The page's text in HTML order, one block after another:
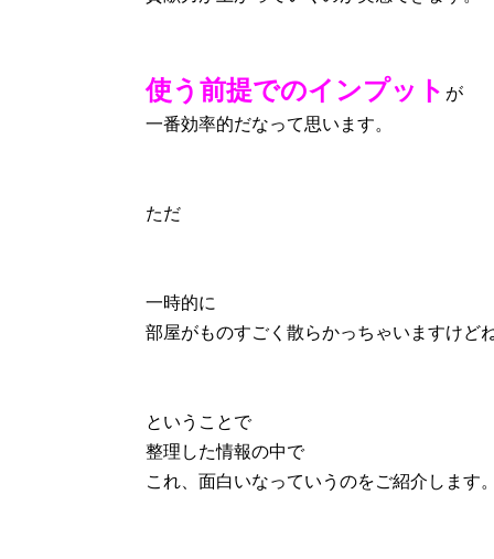
使う前提でのインプット が
一番効率的だなって思います。
ただ
一時的に
部屋がものすごく散らかっちゃいますけど
ということで
整理した情報の中で
これ、面白いなっていうのをご紹介します